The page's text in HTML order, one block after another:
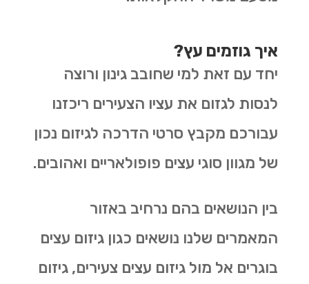
איך גוזמים עץ?
יחד עם זאת למי שחובב גינון ורוצה
לנסות לגזום את עציו הצעירים ריכזנו
עבורכם מקבץ סרטי הדרכה לגיזום נכון
של מגוון סוגי עצים פופולאריים ואהובים.
בין הנושאים בהם נרחיב באזור
המאמרים שלנו נושאים כגון גיזום עצים
בוגרים אל מול גיזום עצים צעירים, גיזום